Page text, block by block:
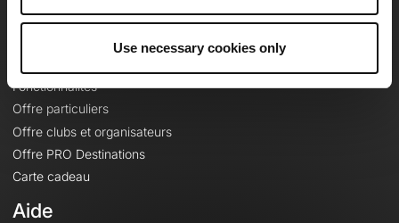
Use necessary cookies only
Fonctionnalités
Offre particuliers
Offre clubs et organisateurs
Offre PRO Destinations
Carte cadeau
Aide